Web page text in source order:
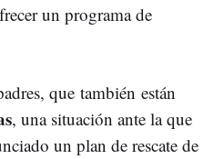
un programa de
que también están
, una situación ante la que
un plan de rescate de